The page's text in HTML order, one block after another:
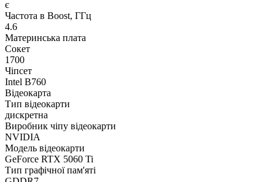
є
Частота в Boost, ГГц
4.6
Материнська плата
Сокет
1700
Чіпсет
Intel B760
Відеокарта
Тип відеокарти
дискретна
Виробник чіпу відеокарти
NVIDIA
Модель відеокарти
GeForce RTX 5060 Ti
Тип графічної пам'яті